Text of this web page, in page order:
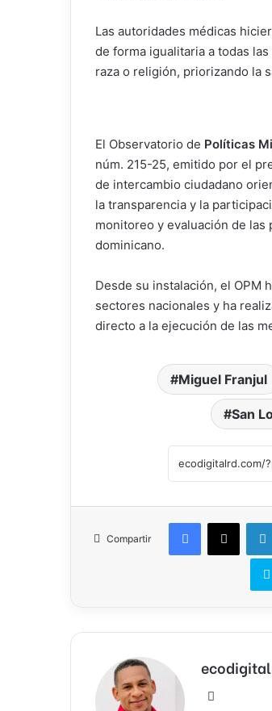
Las autoridades médicas
de forma igualitaria a todas
raza o religión, priorizando la
El Observatorio de Políticas
núm. 215-25, emitido por el
de intercambio ciudadano
la transparencia y la
monitoreo y evaluación de
dominicano.
Desde su instalación, el OPM
sectores nacionales y ha
directo a la ejecución de las
Miguel Franjul
San
Compartir
Facebook
X